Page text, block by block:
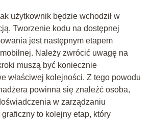
użytkownik będzie wchodził w
Tworzenie kodu na dostępnej
jest następnym etapem
Należy zwrócić uwagę na
muszą być koniecznie
właściwej kolejności. Z tego powodu
powinna się znaleźć osoba,
w zarządzaniu
to kolejny etap, który